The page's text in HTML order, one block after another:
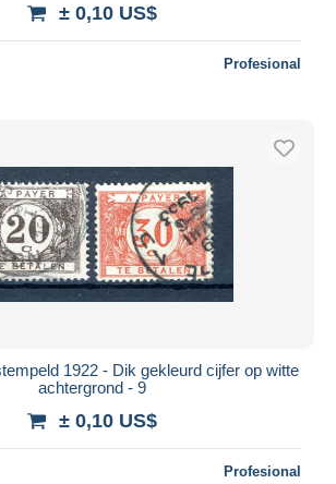
± 0,10 US$
Profesional
1922 - Dik gekleurd cijfer op witte
achtergrond - 9
± 0,10 US$
Profesional